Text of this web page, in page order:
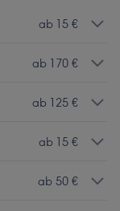
ab 15 €
ab 170 €
ab 125 €
ab 15 €
ab 50 €